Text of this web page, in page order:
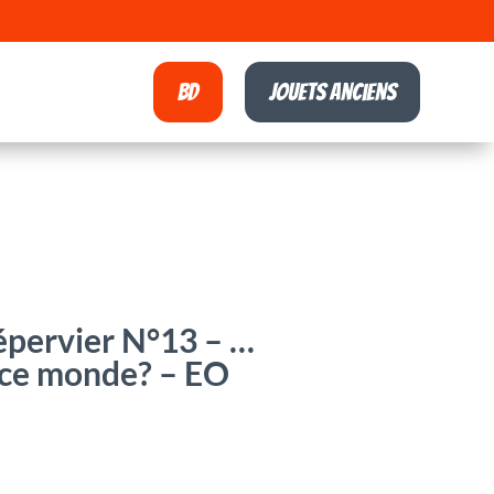
BD Jouets anciens
N°13 – …
monde? – EO